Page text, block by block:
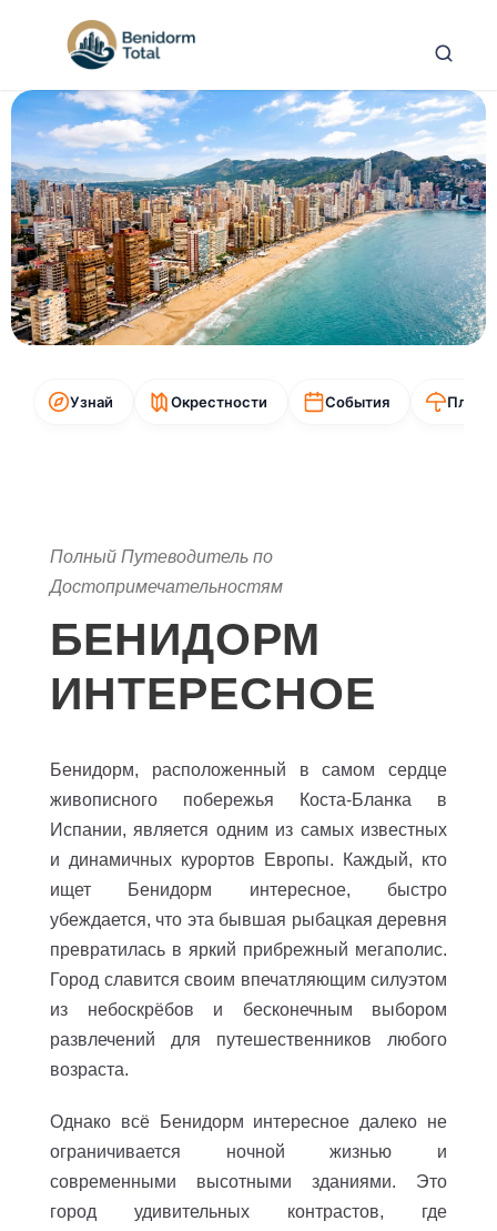
Узнай Окрестности События Пляжи
Полный Путеводитель по
Достопримечательностям
БЕНИДОРМ
ИНТЕРЕСНОЕ
Бенидорм, расположенный в самом сердце
живописного побережья Коста-Бланка в
Испании, является одним из самых известных
и динамичных курортов Европы. Каждый, кто
ищет Бенидорм интересное, быстро
убеждается, что эта бывшая рыбацкая деревня
превратилась в яркий прибрежный мегаполис.
Город славится своим впечатляющим силуэтом
из небоскрёбов и бесконечным выбором
развлечений для путешественников любого
возраста.
Однако всё Бенидорм интересное далеко не
ограничивается ночной жизнью и
современными высотными зданиями. Это
город удивительных контрастов, где